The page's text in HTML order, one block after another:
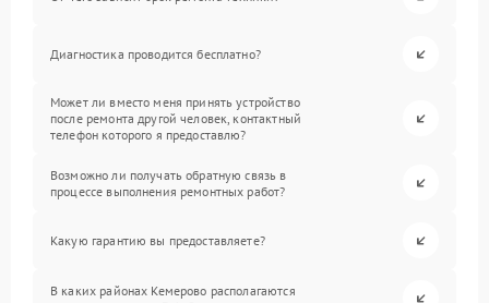
Диагностика проводится бесплатно?
Может ли вместо меня принять устройство
после ремонта другой человек, контактный
телефон которого я предоставлю?
Возможно ли получать обратную связь в
процессе выполнения ремонтных работ?
Какую гарантию вы предоставляете?
В каких районах Кемерово располагаются